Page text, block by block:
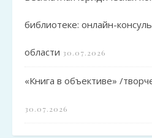
библиотеке: онлайн-
области 30.07.2026
«Книга в объективе» /
30.07.2026